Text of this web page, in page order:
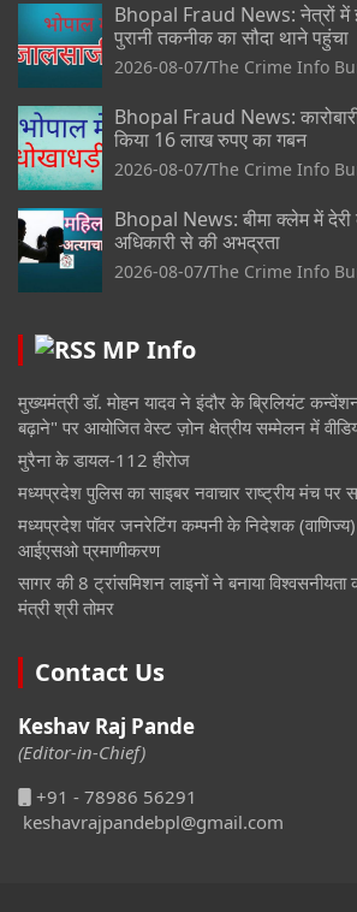
Bhopal Fraud News: नेत्रों में
पुरानी तकनीक का सौदा थाने पहुंचा
2026-08-07 The Crime Info
Bhopal Fraud News:
किया 16 लाख रुपए का गबन
2026-08-07 The Crime Info
Bhopal News: बीमा क्लेम में
अधिकारी से की अभद्रता
2026-08-07 The Crime Info
MP Info
मुख्यमंत्री डॉ. मोहन यादव ने इंदौर के ब्रिलियंट
बढ़ाने" पर आयोजित वेस्ट ज़ोन क्षेत्रीय सम्मेलन में
मुरैना के डायल-112 हीरोज
मध्यप्रदेश पुलिस का साइबर नवाचार राष्ट्रीय मंच पर
मध्यप्रदेश पॉवर जनरेटिंग कम्पनी के निदेशक (वाणिज्य)
आईएसओ प्रमाणीकरण
सागर की 8 ट्रांसमिशन लाइनों ने बनाया विश्वसनीयता
मंत्री श्री तोमर
Contact Us
Keshav Raj Pande
(Editor-in-Chief)
+91 - 78986 56291
keshavrajpandebpl@gmail.com